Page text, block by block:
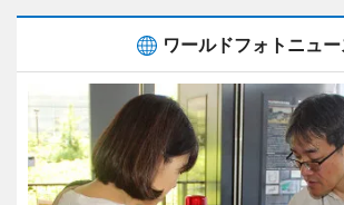
ワールドフォトニュー